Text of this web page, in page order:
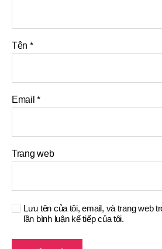
Tên *
Email*
Trang web
Lưu tên của tôi, email, và trang web
lần bình luận kế tiếp của tôi.